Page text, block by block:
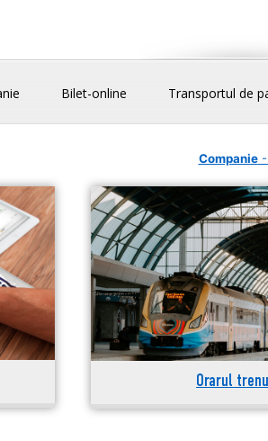
Bilet-online Transportul de
Companie-
Orarul